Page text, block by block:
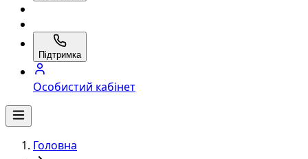
Підтримка
Особистий кабінет
Головна